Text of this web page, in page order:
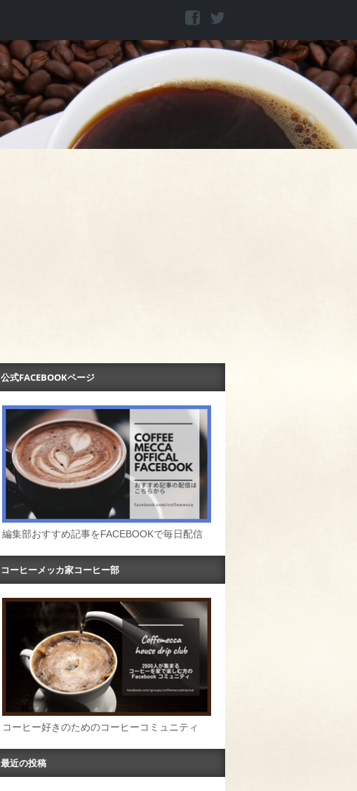
公式FACEBOOKページ
編集部おすすめ記事をFACEBOOKで毎日配信
コーヒーメッカ家コーヒー部
コーヒー好きのためのコーヒーコミュニティ
最近の投稿